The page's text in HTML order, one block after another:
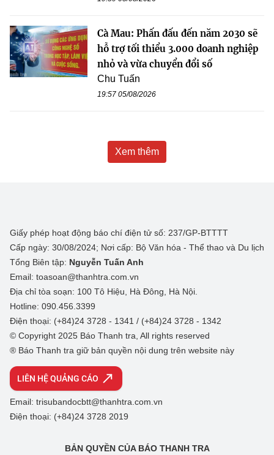
Cà Mau: Phấn đấu đến năm 2030 sẽ
hỗ trợ tối thiểu 3.000 doanh nghiệp
nhỏ và vừa chuyển đổi số
Chu Tuấn
19:57 05/08/2026
Xem thêm
Giấy phép hoạt động báo chí điện tử số: 237/GP-BTTTT
Cấp ngày: 30/08/2024; Nơi cấp: Bộ Văn hóa - Thể thao và Du lịch
Tổng Biên tập: Nguyễn Tuấn Anh
Email: toasoan@thanhtra.com.vn
Địa chỉ tòa soạn: 100 Tô Hiệu, Hà Đông, Hà Nội.
Hotline: 090.456.3399
Điện thoại: (+84)24 3728 - 1341 / (+84)24 3728 - 1342
© Copyright 2025 Báo Thanh tra, All rights reserved
® Báo Thanh tra giữ bản quyền nội dung trên website này
LIÊN HỆ QUẢNG CÁO
Email: trisubandocbtt@thanhtra.com.vn
Điện thoại: (+84)24 3728 2019
BẢN QUYỀN CỦA BÁO THANH TRA